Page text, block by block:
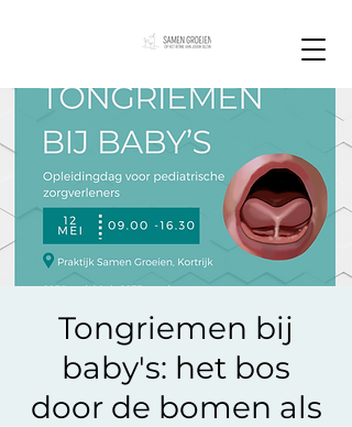
Tongriemen bij
baby's: het bos
door de bomen als